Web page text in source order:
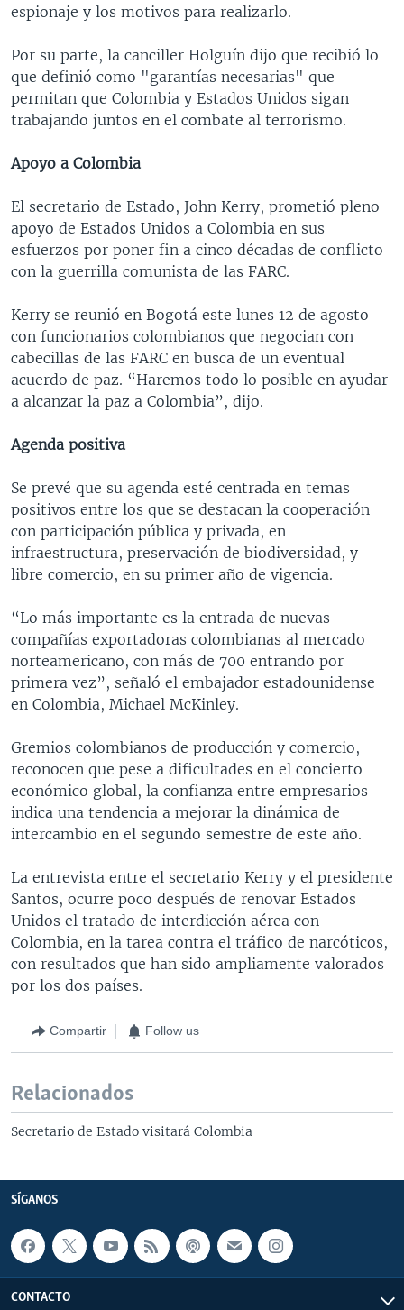
espionaje y los motivos para realizarlo.
Por su parte, la canciller Holguín dijo que recibió lo
que definió como "garantías necesarias" que
permitan que Colombia y Estados Unidos sigan
trabajando juntos en el combate al terrorismo.
Apoyo a Colombia
El secretario de Estado, John Kerry, prometió pleno
apoyo de Estados Unidos a Colombia en sus
esfuerzos por poner fin a cinco décadas de conflicto
con la guerrilla comunista de las FARC.
Kerry se reunió en Bogotá este lunes 12 de agosto
con funcionarios colombianos que negocian con
cabecillas de las FARC en busca de un eventual
acuerdo de paz. “Haremos todo lo posible en ayudar
a alcanzar la paz a Colombia”, dijo.
Agenda positiva
Se prevé que su agenda esté centrada en temas
positivos entre los que se destacan la cooperación
con participación pública y privada, en
infraestructura, preservación de biodiversidad, y
libre comercio, en su primer año de vigencia.
“Lo más importante es la entrada de nuevas
compañías exportadoras colombianas al mercado
norteamericano, con más de 700 entrando por
primera vez”, señaló el embajador estadounidense
en Colombia, Michael McKinley.
Gremios colombianos de producción y comercio,
reconocen que pese a dificultades en el concierto
económico global, la confianza entre empresarios
indica una tendencia a mejorar la dinámica de
intercambio en el segundo semestre de este año.
La entrevista entre el secretario Kerry y el presidente
Santos, ocurre poco después de renovar Estados
Unidos el tratado de interdicción aérea con
Colombia, en la tarea contra el tráfico de narcóticos,
con resultados que han sido ampliamente valorados
por los dos países.
Compartir Follow us
Relacionados
Secretario de Estado visitará Colombia
SÍGANOS
CONTACTO